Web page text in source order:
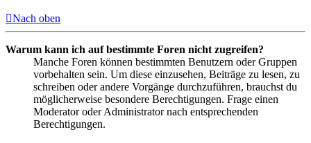
Nach oben
Warum kann ich auf bestimmte Foren nicht zugreifen?
Manche Foren können bestimmten Benutzern oder Gruppen
vorbehalten sein. Um diese einzusehen, Beiträge zu lesen, zu
schreiben oder andere Vorgänge durchzuführen, brauchst du
möglicherweise besondere Berechtigungen. Frage einen
Moderator oder Administrator nach entsprechenden
Berechtigungen.